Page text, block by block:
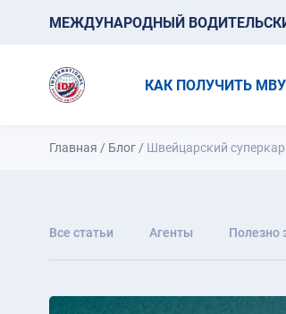
МЕЖДУНАРОДНЫЙ
КАК ПОЛУЧИТЬ
Главная / Блог / Швейцарский
Все статьи Агенты Полезно